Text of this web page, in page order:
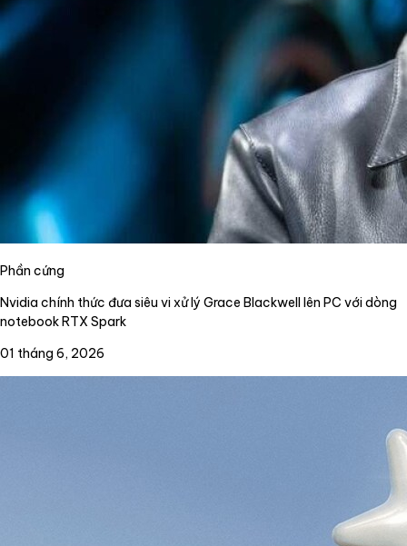
Phần cứng
Nvidia chính thức đưa siêu vi xử lý Grace Blackwell lên PC với dòng
notebook RTX Spark
01 tháng 6, 2026